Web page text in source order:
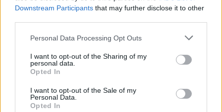
Downstream Participants that may further disclose it to other
Personal Data Processing Opt Outs
I want to opt-out of the Sharing of my
personal data.
Opted In
I want to opt-out of the Sale of my
Personal Data.
Opted In
Laidos | NeSpaudai
00:26:33
A. Širinskienės „Facebook“ paskyroje paviešintas
skandalingas VTEK pokalbis
Žinios | Lietuvos diena
00:01:50
Valstiečių lyderio kaltinimų sulaukęs P. Urbšys: „Vertinu